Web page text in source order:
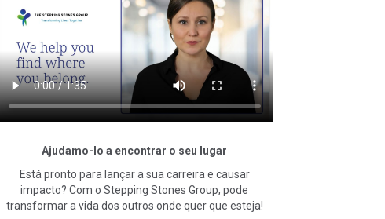
Ajudamo-lo a encontrar o seu lugar
Está pronto para lançar a sua carreira e causar
impacto? Com o Stepping Stones Group, pode
transformar a vida dos outros onde quer que esteja!